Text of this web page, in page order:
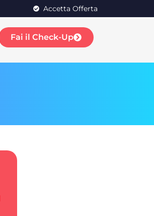
Accetta Offerta
Fai il Check-Up